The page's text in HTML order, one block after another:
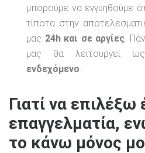
μπορούμε να εγγυηθούμε
τίποτα στην
μας 24h και σε αργίες.
μας θα λειτουργεί
ενδεχόμενο.
Γιατί να επιλέξω
επαγγελματία,
το κάνω μόνος